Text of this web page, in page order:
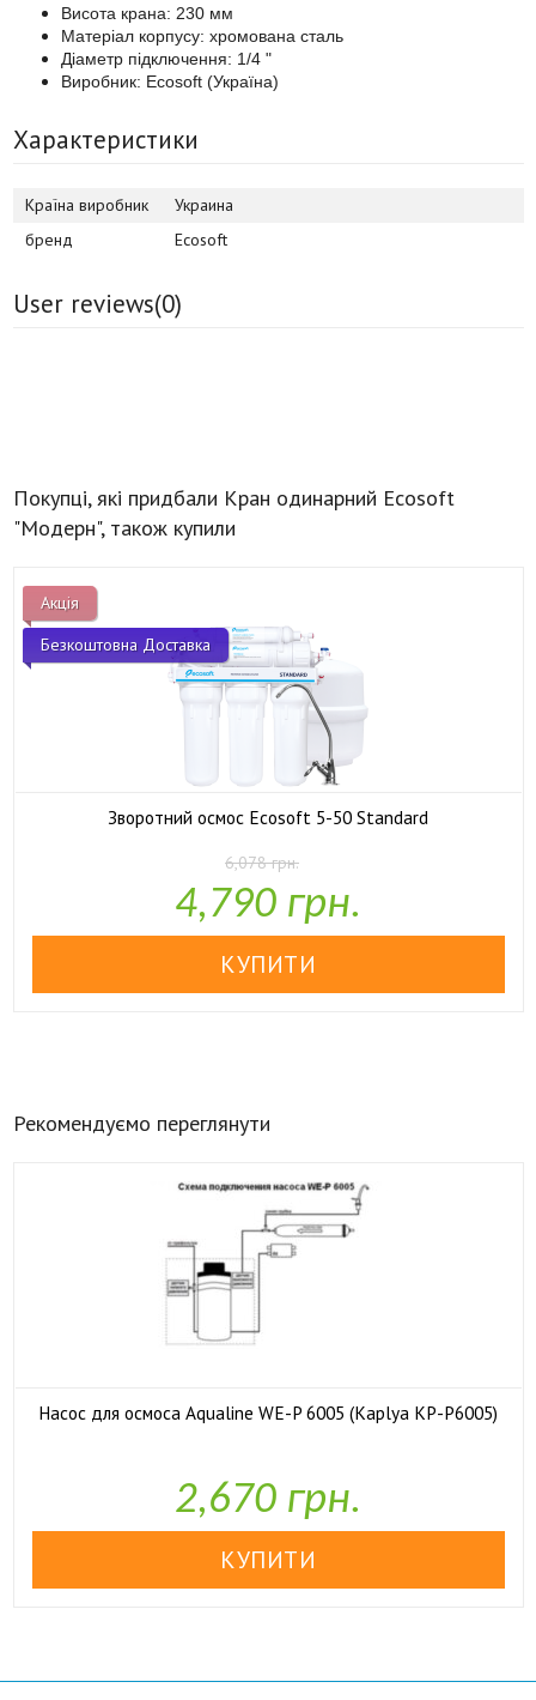
Висота крана: 230 мм
Матеріал корпусу: хромована сталь
Діаметр підключення: 1/4 "
Виробник: Ecosoft (Україна)
Характеристики
Країна виробник
Украина
бренд
Ecosoft
User reviews(0)
Покупці, які придбали Кран одинарний Ecosoft
"Модерн", також купили
Акція
Безкоштовна Доставка
Зворотний осмос Ecosoft 5-50 Standard
У наявності
6,078 грн.
4,790 грн.
Рекомендуємо переглянути
Насос для осмоса Aqualine WE-P 6005 (Kaplya KP-P6005)
2,670 грн.